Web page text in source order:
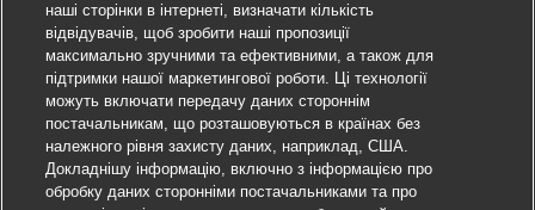
наші сторінки в інтернеті, визначати кількість
відвідувачів, щоб зробити наші пропозиції
максимально зручними та ефективними, а також для
підтримки нашої маркетингової роботи. Ці технології
можуть включати передачу даних стороннім
постачальникам, що розташовуються в країнах без
належного рівня захисту даних, наприклад, США.
Докладнішу інформацію, включно з інформацією про
обробку даних сторонніми постачальниками та про